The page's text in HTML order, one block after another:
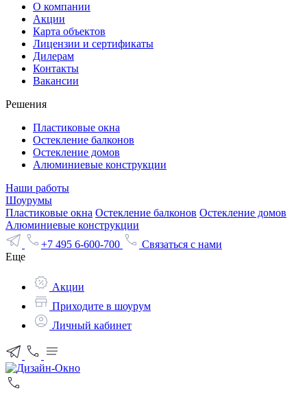
О компании
Акции
Карта объектов
Лицензии и сертификаты
Дилерам
Контакты
Вакансии
Решения
Пластиковые окна
Остекление балконов
Остекление домов
Алюминиевые конструкции
Наши работы
Шоурумы
Пластиковые окна Остекление балконов Остекление домов
Алюминиевые конструкции
+7 495 6-600-700
Связаться с нами
Еще
Акции
Приходите в шоурум
Личный кабинет